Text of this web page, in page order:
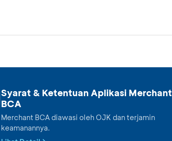
Syarat & Ketentuan Aplikasi Merchant
BCA
Merchant BCA diawasi oleh OJK dan terjamin
keamanannya.